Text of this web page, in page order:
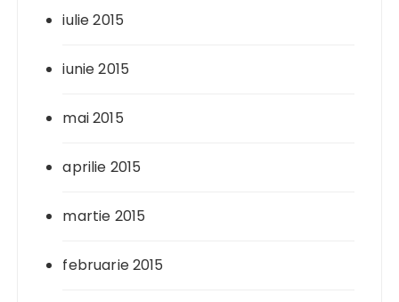
iulie 2015
iunie 2015
mai 2015
aprilie 2015
martie 2015
februarie 2015